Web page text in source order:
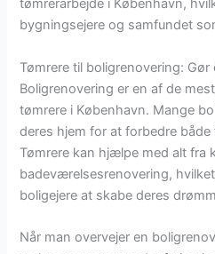
tømrerarbejde i København,
bygningsejere og samfundet
Tømrere til boligrenovering:
Boligrenovering er en af de
tømrere i København. Mange
deres hjem for at forbedre
Tømrere kan hjælpe med alt fra
badeværelsesrenovering,
boligejere at skabe deres
Når man overvejer en